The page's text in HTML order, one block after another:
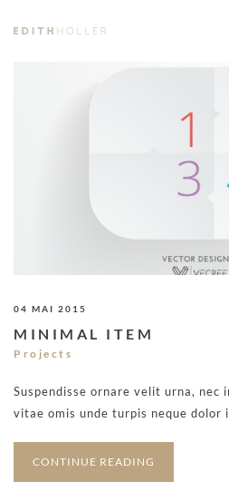
04 MAI 2015
MINIMAL ITEM
Projects
Suspendisse ornare velit urna, nec
vitae omis unde turpis neque dolor
CONTINUE READING